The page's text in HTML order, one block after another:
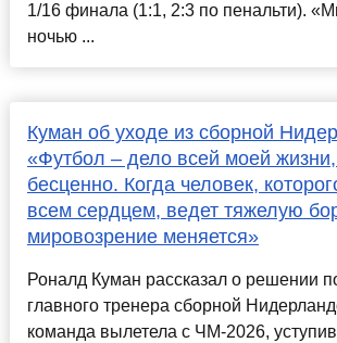
1/16 финала (1:1, 2:3 по пенальти).
ночью ...
Куман об уходе из сборной
«Футбол – дело всей моей
бесценно. Когда человек,
всем сердцем, ведет тяжелую
мировозрение меняется»
Роналд Куман рассказал о решении
главного тренера сборной
команда вылетела с ЧМ-2026,